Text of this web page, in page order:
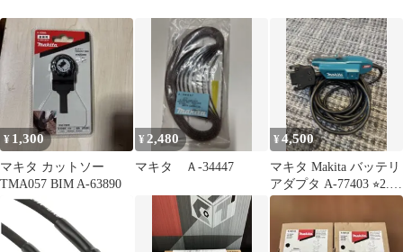
¥ 1,300
マキタ カットソー
TMA057 BIM A-63890
¥ 2,480
マキタ Ａ-34447
¥4,500
マキタ Makita バッテリ
アダプタ A-77403 ⭐︎2.3
回使用⭐︎